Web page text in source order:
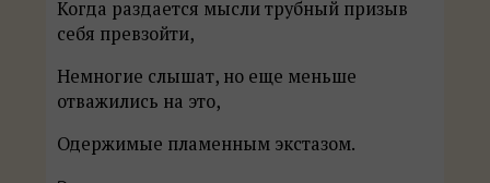
Когда раздается мысли трубный призыв
себя превзойти,
Немногие слышат, но еще меньше
отважились на это,
Одержимые пламенным экстазом.